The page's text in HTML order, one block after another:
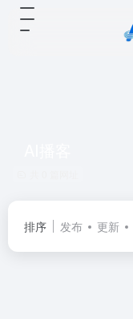
排序 发布 更新